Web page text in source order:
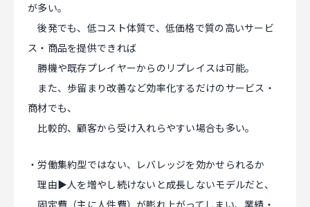
が多い。
後発でも、低コスト体質で、低価格で質の高いサービ
ス・商品を提供できれば
勝機や既存プレイヤーからのリプレイスは可能。
また、歩留まり改善など効率化するだけのサービス・
商材でも、
比較的、顧客から受け入れらやすい場合も多い。
・労働集約型ではない、レバレッジを効かせられるか
理由▶人を増やし続けないと成長しないモデルだと、